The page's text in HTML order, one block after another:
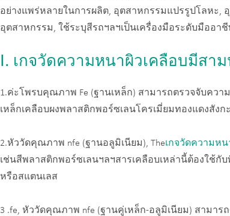
อย่างแพร่หลายในการผลิต, อุตสาหกรรมแปรรูปโลหะ,
อุตสาหกรรม, ใช้ระบุสีรถฯลฯเป็นเครื่องมือระดับมืออา
Ⅰ. เกจวัดความหนาผิวเคลือบมีสาม
1.ค่ะโพรบคุณภาพ Fe (ฐานเหล็ก) สามารถตรวจจับคว
เหล็กเคลือบผงพลาสติกพอร์ซเลนโครเมี่ยมทองแดงสังก
2.หัววัดคุณภาพ nfe (ฐานอลูมิเนียม), Theเกจวัดความหน
เช่นสีพลาสติกพอร์ซเลนฯลฯสารเคลือบเหล่านี้ต้องใช้กั
หรือสแตนเลส
3 .fe, หัววัดคุณภาพ nfe (ฐานคู่เหล็ก-อลูมิเนียม) สามา